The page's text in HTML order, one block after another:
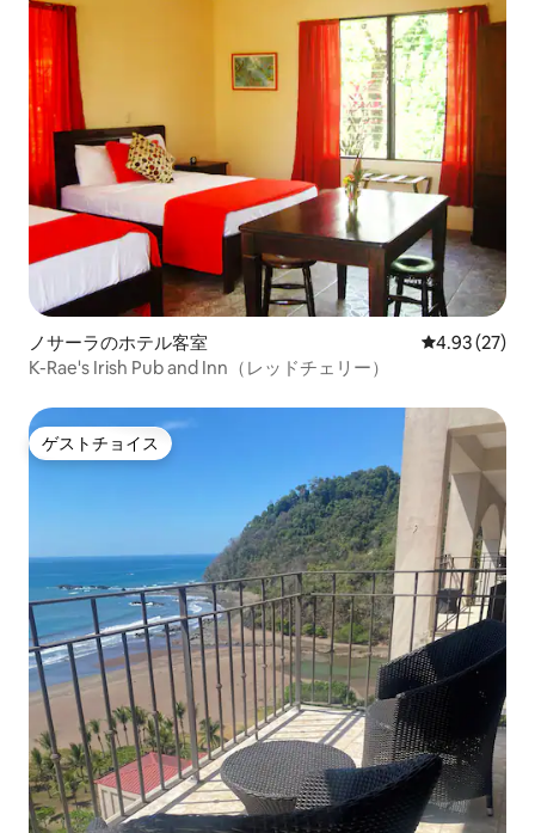
ノサーラのホテル客室 レビュー27
4.93 (27)
K-Rae's Irish Pub and Inn（レッドチェリー）
ゲストチョイス
ゲストチョイス